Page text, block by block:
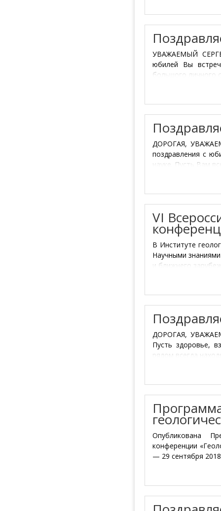
УВАЖАЕМЫЙ
юбилей Вы
большого личного
ДОРОГАЯ,
поздравления с
науке. Пусть Вам
VI
В Институте
Научными
и ближнего
ДОРОГАЯ,
Пусть здоровье,
рядом всегда
Опубликована
конференции
— 29 сентября